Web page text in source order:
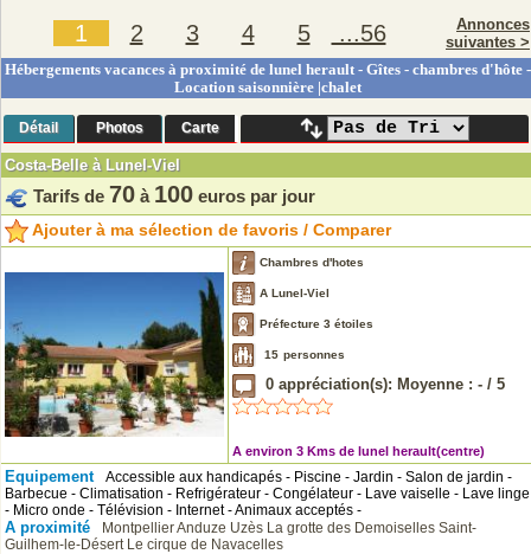
1 2 3 4 5 ...56
Annonces
suivantes >
Hébergements vacances à proximité de lunel herault - Gîtes - chambres d'hôte -
Location saisonnière |chalet
Détail Photos Carte
Costa-Belle à Lunel-Viel
Tarifs de 70 à 100 euros par jour
Ajouter à ma sélection de favoris / Comparer
Chambres d'hotes
A Lunel-Viel
Préfecture 3 étoiles
15 personnes
0 appréciation(s): Moyenne : - / 5
A environ 3 Kms de lunel herault(centre)
Equipement
Accessible aux handicapés - Piscine - Jardin - Salon de jardin -
Barbecue - Climatisation - Refrigérateur - Congélateur - Lave vaiselle - Lave linge
- Micro onde - Télévision - Internet - Animaux acceptés -
A proximité MontpellierAnduze Uzès La grotte des Demoiselles Saint-
Guilhem-le-Désert Le cirque de Navacelles